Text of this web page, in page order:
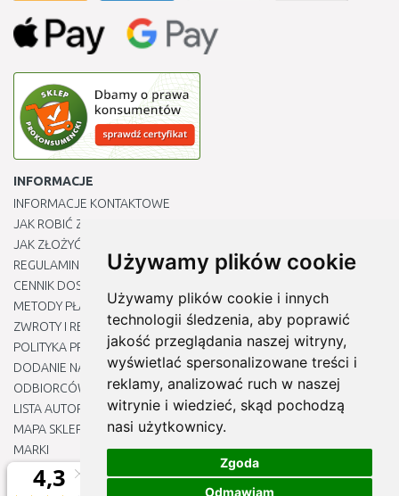
Używamy plików cookie
Używamy plików cookie i innych
technologii śledzenia, aby poprawić
jakość przeglądania naszej witryny,
wyświetlać spersonalizowane treści i
reklamy, analizować ruch w naszej
witrynie i wiedzieć, skąd pochodzą
nasi użytkownicy.
Zgoda
Odmawiam
INFORMACJE
INFORMACJE KONTAKTOWE
JAK ROBIĆ ZAKUPY ?
JAK ZŁOŻYĆ REKLAMACJĘ
REGULAMIN
CENNIK DOSTAWY
METODY PŁATNOŚCI
ZWROTY I REKLAMACJE PRODUKTÓW
POLITYKA PRYWATNOŚCI
DODANIE NASZYCH ADRESÓW E-MAIL DO LISTY ZAUFANYCH
ODBIORCÓW
LISTA AUTORYZOWANYCH CENTRÓW SERWISOWYCH
MAPA SKLEPU
MARKI
BLOGU
EDYTUJ MOJE PREFERENCJE DOTYCZĄCE PLIKÓW COOKIE